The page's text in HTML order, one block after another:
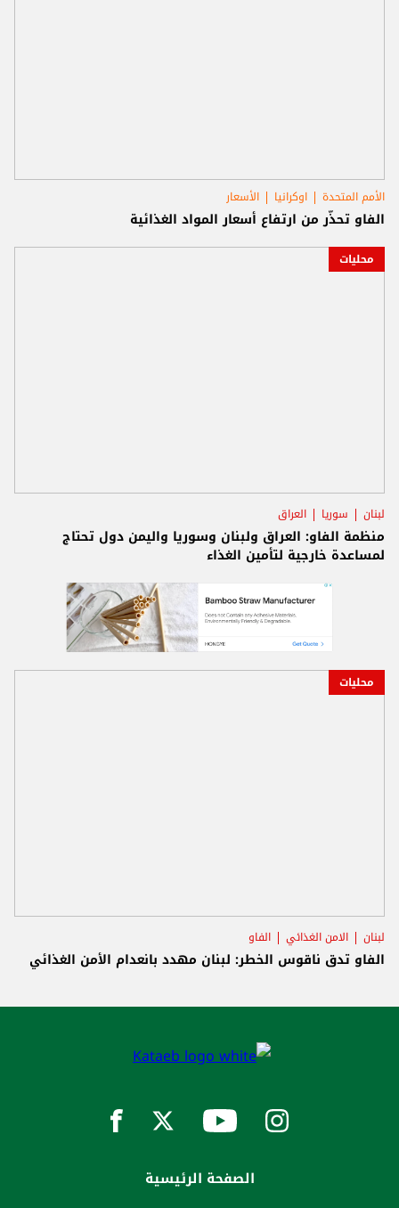
الأمم المتحدة اوكرانيا الأسعار
الفاو تحذّر من ارتفاع أسعار المواد الغذائية
محليات
لبنان سوريا العراق
منظمة الفاو: العراق ولبنان وسوريا واليمن دول تحتاج
لمساعدة خارجية لتأمين الغذاء
محليات
لبنان الامن الغذائي الفاو
الفاو تدق ناقوس الخطر: لبنان مهدد بانعدام الأمن الغذائي
الصفحة الرئيسية